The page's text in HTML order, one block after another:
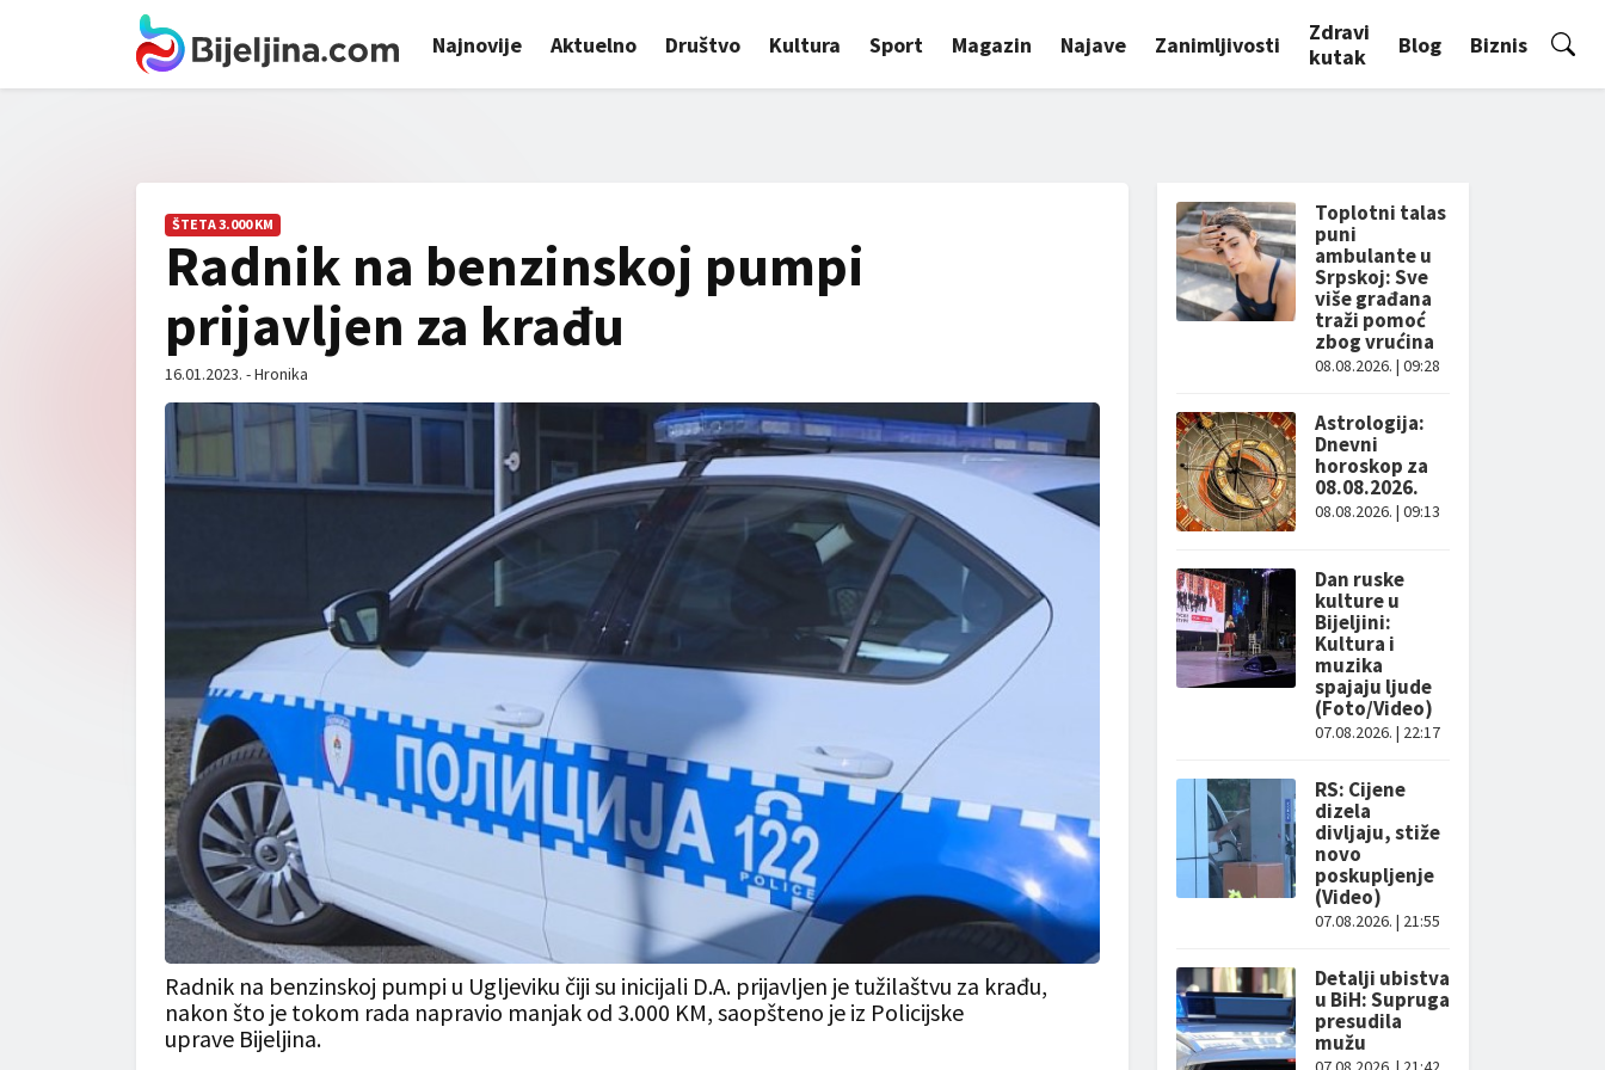
Najnovije Aktuelno Društvo Kultura Sport Magazin Najave Zanimljivosti
Zdravi
kutak
Blog Biznis
ŠTETA 3.000 KM
Radnik na benzinskoj pumpi
prijavljen za krađu
16.01.2023. - Hronika
Radnik na benzinskoj pumpi u Ugljeviku čiji su inicijali D.A. prijavljen je tužilaštvu za krađu,
nakon što je tokom rada napravio manjak od 3.000 KM, saopšteno je iz Policijske
uprave Bijeljina.
Toplotni talas
puni
ambulante u
Srpskoj: Sve
više građana
traži pomoć
zbog vrućina
08.08.2026. | 09:28
Astrologija:
Dnevni
horoskop za
08.08.2026.
08.08.2026. | 09:13
Dan ruske
kulture u
Bijeljini:
Kultura i
muzika
spajaju ljude
(Foto/Video)
07.08.2026. | 22:17
RS: Cijene
dizela
divljaju, stiže
novo
poskupljenje
(Video)
07.08.2026. | 21:55
Detalji ubistva
u BiH: Supruga
presudila
mužu